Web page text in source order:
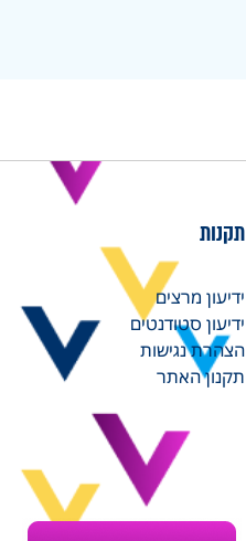
תקנות
ידיעון מרצים
ידיעון סטודנטים
הצהרת נגישות
תקנון האתר